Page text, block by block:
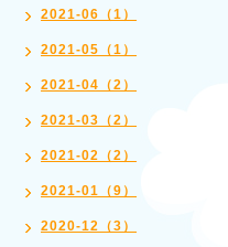
2021-06（1）
2021-05（1）
2021-04（2）
2021-03（2）
2021-02（2）
2021-01（9）
2020-12（3）